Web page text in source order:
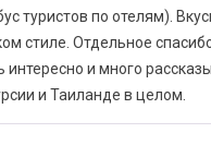
туристов по отелям).
стиле. Отдельное
интересно и много
и Таиланде в целом.